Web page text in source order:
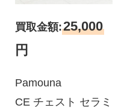
買取金額:25,000
円
Pamouna
CE チェスト セラミ